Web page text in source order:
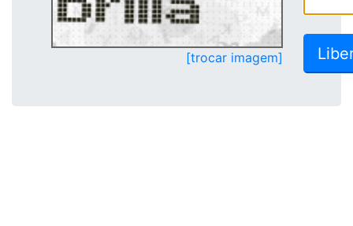
[trocar imagem]